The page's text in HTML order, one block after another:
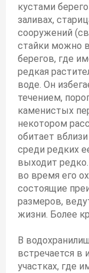
кустами
заливах,
сооружений
стайки можно
берегов, где
редкая
воде. Он
течением,
каменистых
некотором
обитает
среди редких
выходит
во время его
состоящие
размеров,
жизни. Более
В
встречается в
участках, где